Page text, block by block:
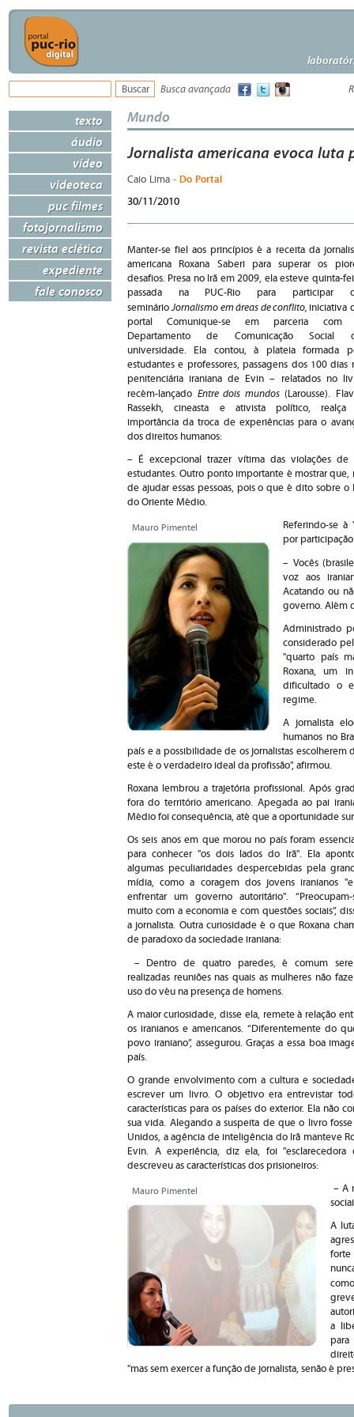
Busca avançada
texto
áudio
vídeo
videoteca
puc filmes
fotojornalismo
revista eclética
expediente
fale conosco
Mundo
Jornalista americana evoca luta
Caio Lima - Do Portal
30/11/2010
Manter-se fiel aos princípios é a receita da
americana Roxana Saberi para superar os
desafios. Presa no Irã em 2009, ela esteve quinta-
passada na PUC-Rio para participar
seminárioJornalismo em áreas de conflito, iniciativa
portal Comunique-se em parceria com
Departamento de Comunicação Social
universidade. Ela contou, à plateia formada
estudantes e professores, passagens dos 100 dias
penitenciária iraniana de Evin – relatados no
recém-lançado Entre dois mundos (Larousse).
Rassekh, cineasta e ativista político, realça
importância da troca de experiências para o
dos direitos humanos:
– É excepcional trazer vítima das violações de
estudantes. Outro ponto importante é mostrar
de ajudar essas pessoas, pois o que é dito sobre
do Oriente Médio.
Mauro Pimentel
Referindo-se à
por
– Vocês
voz aos
Acatando ou
governo. Além
Administrado
considerado
"quarto país
Roxana, um
dificultado o
regime.
A jornalista
humanos no
país e a possibilidade de os jornalistas escolherem
este é o verdadeiro ideal da profissão”, afirmou.
Roxana lembrou a trajetória profissional. Após
fora do território americano. Apegada ao pai
Médio foi consequência, até que a oportunidade
Os seis anos em que morou no país foram
para conhecer "os dois lados do Irã". Ela
algumas peculiaridades despercebidas pela
mídia, como a coragem dos jovens iranianos
enfrentar um governo autoritário". “Preocupam-
muito com a economia e com questões sociais”,
a jornalista. Outra curiosidade é o que Roxana
de paradoxo da sociedade iraniana:
– Dentro de quatro paredes, é comum
realizadas reuniões nas quais as mulheres não
uso do véu na presença de homens.
A maior curiosidade, disse ela, remete à relação
os iranianos e americanos. “Diferentemente do
povo iraniano”, assegurou. Graças a essa boa
país.
O grande envolvimento com a cultura e
escrever um livro. O objetivo era entrevistar
características para os países do exterior. Ela não
sua vida. Alegando a suspeita de que o livro
Unidos, a agência de inteligência do Irã manteve
Evin. A experiência, diz ela, foi
descreveu as características dos prisioneiros:
Mauro Pimentel
– A
A
forte
a
"mas sem exercer a função de jornalista, senão é